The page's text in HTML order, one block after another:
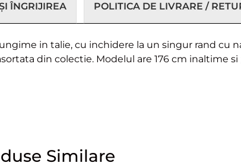
ÎNGRIJIREA POLITICA DE LIVRARE /
in talie, cu inchidere la un singur rand cu
din colectie. Modelul are 176 cm inaltime si
Similare